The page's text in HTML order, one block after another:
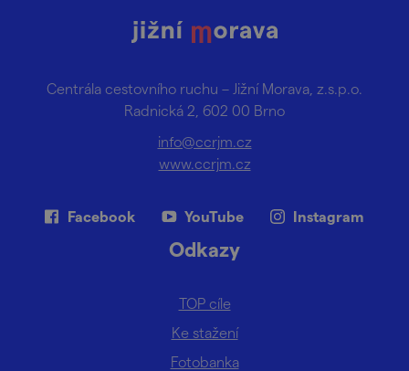
Centrála cestovního ruchu – Jižní Morava, z.s.p.o.
Radnická 2, 602 00 Brno
info@ccrjm.cz
www.ccrjm.cz
Facebook YouTube Instagram
Odkazy
TOP cíle
Ke stažení
Fotobanka